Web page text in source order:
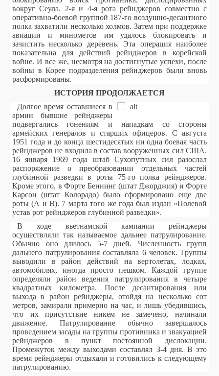
вокруг Сеула. 2-я и 4-я рота рейнджеров совместно с
оперативно-боевой группой 187-го воздушно-десантного
полка захватили несколько холмов. Затем при поддержке
авиации и минометов им удалось блокировать и
зачистить несколько деревень. Эта операция наиболее
показательна для действий рейнджеров в корейской
войне. И все же, несмотря на достигнутые успехи, после
войны в Корее подразделения рейнджеров были вновь
расформированы.
ИСТОРИЯ ПРОДОЛЖАЕТСЯ
Долгое время оставшиеся в
армии бывшие рейнджеры
подвергались гонениям и нападкам со стороны
армейских генералов и старших офицеров. С августа
1951 года и до конца шестидесятых ни одна боевая часть
рейнджеров не входила в состав вооруженных сил США.
16 января 1969 года штаб Сухопутных сил разослал
распоряжение о преобразовании отдельных частей
глубинной разведки в роты 75-го полка рейнджеров.
Кроме этого, в Форте Беннинг (штат Джорджия) и Форте
Карсон (штат Колорадо) было сформировано еще две
роты (А и В). 7 марта того же года был издан «Полевой
устав рот рейнджеров глубинной разведки».
В ходе вьетнамской кампании рейнджеры
осуществляли так называемое дальнее патрулирование.
Обычно оно длилось 5-7 дней. Численность групп
дальнего патрулирования составляла 6 человек. Группы
выводили в район действий на вертолетах, лодках,
автомобилях, иногда просто пешком. Каждой группе
определяли район ведения патрулирования в четыре
квадратных километра. После десантирования или
выхода в район рейнджеры, отойдя на несколько сот
метров, замирали примерно на час, и лишь убедившись,
что их присутствие никем не замечено, начинали
движение. Патрулирование обычно завершалось
проведением засады на группы противника и эвакуацией
рейнджеров в пункт постоянной дислокации.
Промежуток между выходами составлял 3-4 дня. В это
время рейнджеры отдыхали и готовились к следующему
патрулированию.